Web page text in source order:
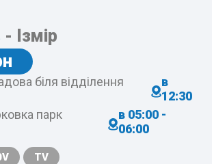
- Ізмір
біля відділення
в
12:30
парк
в 05:00 -
06:00
TV